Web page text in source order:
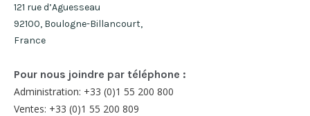
121 rue d’Aguesseau
92100, Boulogne-Billancourt,
France
Pour nous joindre par téléphone :
Administration: +33 (0)1 55 200 800
Ventes: +33 (0)1 55 200 809